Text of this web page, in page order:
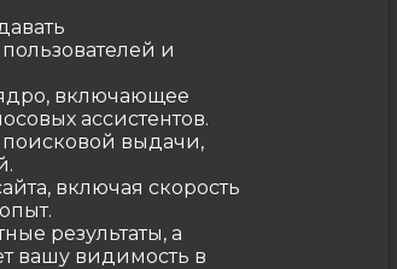
и
включающее
ассистентов.
выдачи,
включая скорость
результаты, а
вашу видимость в